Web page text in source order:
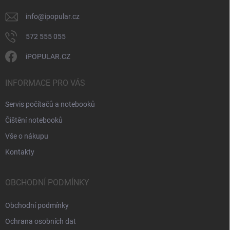
info@ipopular.cz
572 555 055
iPOPULAR.CZ
INFORMACE PRO VÁS
Servis počítačů a notebooků
Čištění notebooků
Vše o nákupu
Kontakty
OBCHODNÍ PODMÍNKY
Obchodní podmínky
Ochrana osobních dat